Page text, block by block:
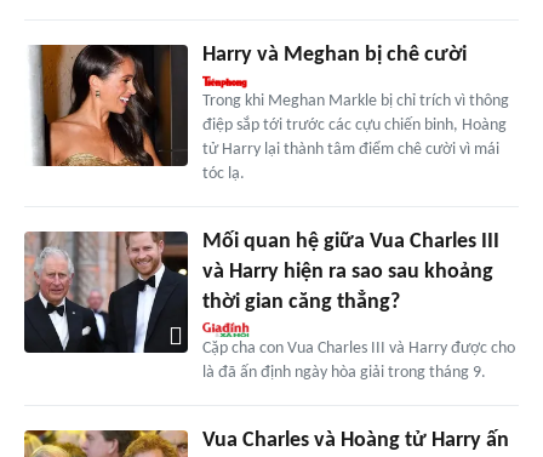
Harry và Meghan bị chê cười
Trong khi Meghan Markle bị chỉ trích vì thông
điệp sắp tới trước các cựu chiến binh, Hoàng
tử Harry lại thành tâm điểm chê cười vì mái
tóc lạ.
Mối quan hệ giữa Vua Charles III
và Harry hiện ra sao sau khoảng
thời gian căng thẳng?
Cặp cha con Vua Charles III và Harry được cho
là đã ấn định ngày hòa giải trong tháng 9.
Vua Charles và Hoàng tử Harry ấn